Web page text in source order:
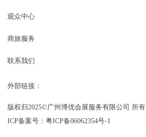
观众中心
商旅服务
联系我们
外部链接：
版权归2025©广州博优会展服务有限公司 所有
ICP备案号： 粤ICP备06062354号-1